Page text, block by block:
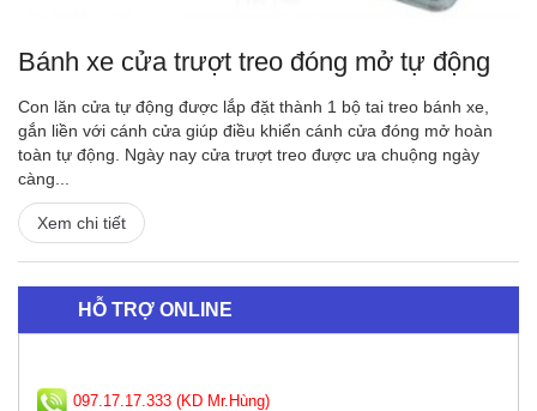
HỖ TRỢ ONLINE
097.17.17.333 (KD Mr.Hùng)
Bánh xe cửa trượt treo đóng mở tự động
Con lăn cửa tự động được lắp đặt thành 1 bộ tai treo bánh xe,
gắn liền với cánh cửa giúp điều khiển cánh cửa đóng mở hoàn
toàn tự động. Ngày nay cửa trượt treo được ưa chuộng ngày
càng...
Xem chi tiết